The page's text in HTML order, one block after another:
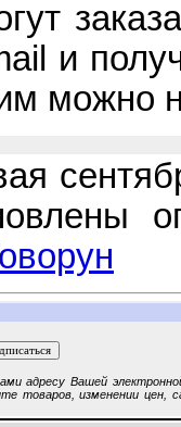
и
можно
адресу Вашей
товаров, изменении цен,